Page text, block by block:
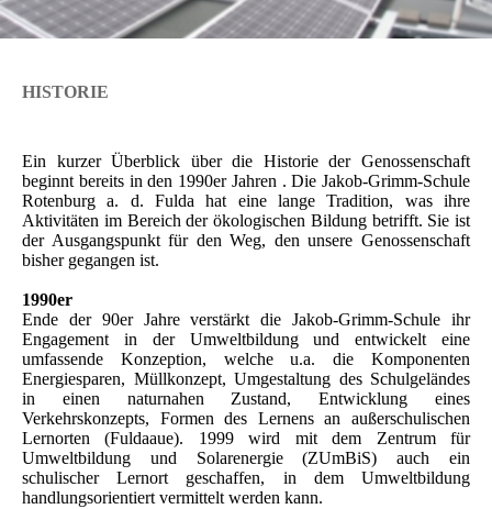
HISTORIE
Ein kurzer Überblick über die Historie der Genossenschaft
beginnt bereits in den 1990er Jahren . Die Jakob-Grimm-Schule
Rotenburg a. d. Fulda hat eine lange Tradition, was ihre
Aktivitäten im Bereich der ökologischen Bildung betrifft. Sie ist
der Ausgangspunkt für den Weg, den unsere Genossenschaft
bisher gegangen ist.
1990er
Ende der 90er Jahre verstärkt die Jakob-Grimm-Schule ihr
Engagement in der Umweltbildung und entwickelt eine
umfassende Konzeption, welche u.a. die Komponenten
Energiesparen, Müllkonzept, Umgestaltung des Schulgeländes
in einen naturnahen Zustand, Entwicklung eines
Verkehrskonzepts, Formen des Lernens an außerschulischen
Lernorten (Fuldaaue). 1999 wird mit dem Zentrum für
Umweltbildung und Solarenergie (ZUmBiS) auch ein
schulischer Lernort geschaffen, in dem Umweltbildung
handlungsorientiert vermittelt werden kann.